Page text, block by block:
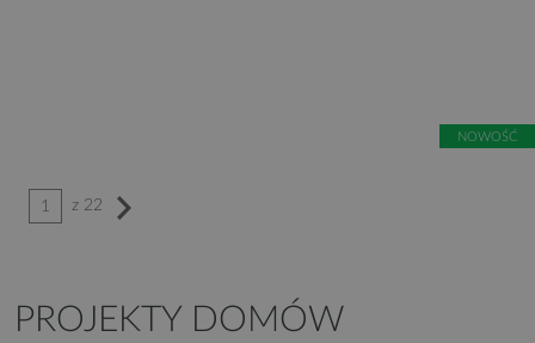
NOWOŚĆ
1 z 22
PROJEKTY DOMÓW